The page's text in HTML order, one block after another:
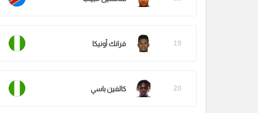
19 فرانك أونيكا
20 كالفين باسي